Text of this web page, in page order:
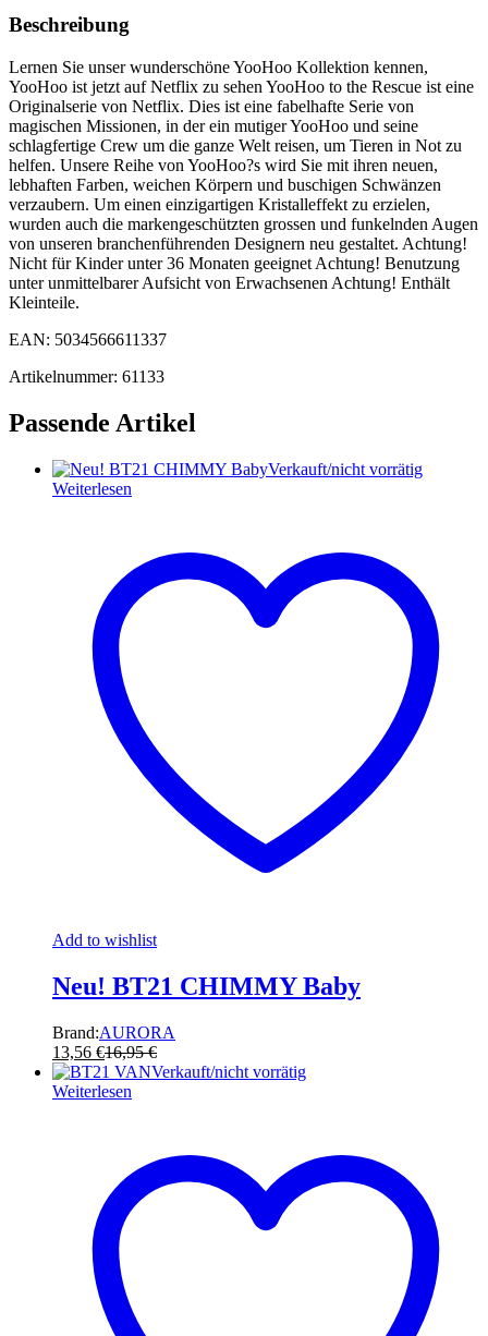
Beschreibung
Lernen Sie unser wunderschöne YooHoo Kollektion kennen,
YooHoo ist jetzt auf Netflix zu sehen YooHoo to the Rescue ist eine
Originalserie von Netflix. Dies ist eine fabelhafte Serie von
magischen Missionen, in der ein mutiger YooHoo und seine
schlagfertige Crew um die ganze Welt reisen, um Tieren in Not zu
helfen. Unsere Reihe von YooHoo?s wird Sie mit ihren neuen,
lebhaften Farben, weichen Körpern und buschigen Schwänzen
verzaubern. Um einen einzigartigen Kristalleffekt zu erzielen,
wurden auch die markengeschützten grossen und funkelnden Augen
von unseren branchenführenden Designern neu gestaltet. Achtung!
Nicht für Kinder unter 36 Monaten geeignet Achtung! Benutzung
unter unmittelbarer Aufsicht von Erwachsenen Achtung! Enthält
Kleinteile.
EAN: 5034566611337
Artikelnummer: 61133
Passende Artikel
Verkauft/nicht vorrätig
Weiterlesen
Add to wishlist
Neu! BT21 CHIMMY Baby
Brand:AURORA
13,56 €16,95€
Verkauft/nicht vorrätig
Weiterlesen